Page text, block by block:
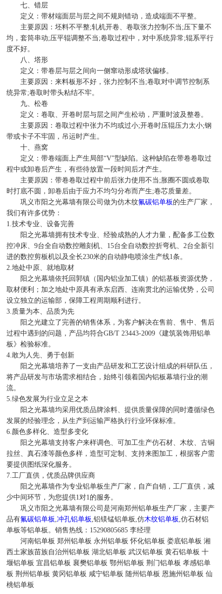
七、错层
定义：带材端面层与层之间不规则错动，造成端面不平整。
主要原因：坯料不平整;轧机开卷、卷取张力控制不当;压下量不
均，套筒串动;压平辊调整不当;卷取过程中，对中系统异常;辊系平行
度不好。
八、塔形
定义：带卷层与层之间向一侧窜动形成塔状偏移。
主要原因：来料板形不好，张力控制不当;卷取对中调节控制系
统异常;卷取时带头粘结不牢。
九、松卷
定义：卷取、开卷时层与层之间产生松动，严重时波及整卷。
主要原因：卷取过程中张力不均或过小;开卷时压辊压力太小;钢
带或卡子不牢固，吊运时产生。
十、燕窝
定义：带卷端面上产生局部“V”型缺陷。这种缺陷在带卷卷取过
程中或卸卷后产生，有些待放置一段时间后才产生。
主要原因：带卷卷取过程中前后张力使用不当;胀圈不圆或卷取
时打底不圆，卸卷后由于应力不均匀分布而产生;卷芯质量差。
巩义市阳之光幕墙有限公司做为仿木纹氟碳铝单板 的生产厂家，
我们有许多优势：
1.技术专业、设备完善
阳之光幕墙拥有技术专业、经验成熟的人才力量，配备多工位数
控冲床、9台全自动数控雕刻机、15台全自动数控折弯机、2台全新引
进的数控剪板机以及全长230米的自动静电喷涂生产线1条。
2.地处中原、就地取材
阳之光幕墙依托回郭镇（国内铝业加工镇）的铝基板资源优势，
取材便利；加之地处中原具有承东启西、连南贯北的运输优势，公司
设立独立的运输部，保障工程周期顺利进行。
3.质量为本、品质为先
阳之光建立了完善的销售体系，为客户解决在售前、售中、售后
过程中遇到的问题，产品均符合GB/T 23443-2009《建筑装饰用铝单
板》检验标准。
4.敢为人先、勇于创新
阳之光幕墙培养了一支由产品研发和工艺设计组成的科研队伍，
将产品研发与市场需求相结合，始终引领着国内铝板幕墙行业的潮
流。
5.绿色发展为行业立足之本
阳之光幕墙均采用优质品牌涂料、提供质量保障的同时遵循绿色
发展的经验理念，从生产到运输严格执行行业环保标准。
6.颜色多样化、造型多变化
阳之光幕墙支持客户来样调色、可加工生产仿石材、木纹、古铜
拉丝、真石漆等颜色多样，造型可定制、支持来图加工，根据客户需
要提供图纸深化服务。
7.工厂直供，优质品牌供应商
阳之光幕墙作为专业铝单板生产厂家，自产自销，工厂直供，减
少中间环节，为您提供1对1的服务。
巩义市阳之光幕墙有限公司是河南郑州铝单板生产厂家，主要产
品有氟碳铝单板 ,冲孔铝单板 ,铝镁锰铝单板,仿木纹铝单板 ,仿石材铝
单板等铝单板。销售热线：15290805685 李经理
河南铝单板 郑州铝单板 永州铝单板 怀化铝单板 娄底铝单板 湘
西土家族苗族自治州铝单板 湖北铝单板 武汉铝单板 黄石铝单板 十
堰铝单板 宜昌铝单板 襄樊铝单板 鄂州铝单板 荆门铝单板 孝感铝单
板 荆州铝单板 黄冈铝单板 咸宁铝单板 随州铝单板 恩施州铝单板 仙
桃铝单板